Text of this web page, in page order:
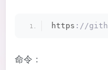
https ://
命令：